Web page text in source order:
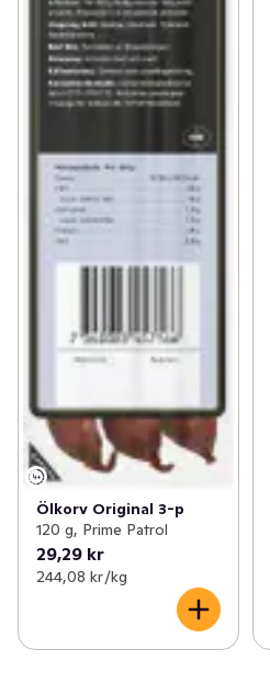
Ölkorv Original 3-p
120 g, Prime Patrol
29,29 kr
244,08 kr /kg